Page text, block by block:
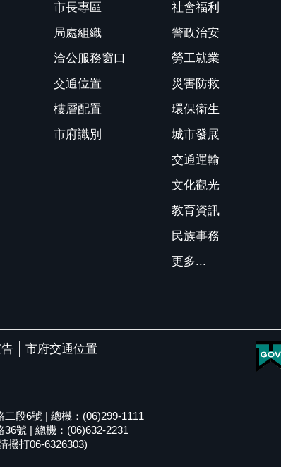
市長專區
局處組織
洽公服務窗口
交通位置
樓層配置
市府識別
社會福利
警政治安
勞工就業
災害防救
環保衛生
城市發展
交通運輸
文化觀光
教育資訊
民族事務
更多...
市府交通位置
段6號 | 總機：(06)299-1111
號 | 總機：(06)632-2231
撥打06-6326303)